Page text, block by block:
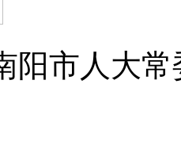
阳市人